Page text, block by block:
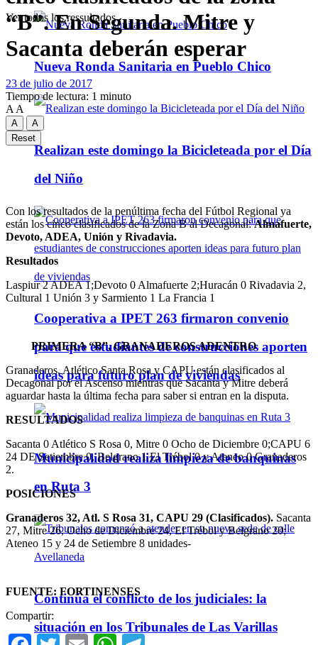
Nueva Ronda Sanitaria en Pueblo Chico
Realizan este domingo la Bicicleteada por el Día
del Niño
Cooperativa a IPET 263 firmaron convenio
para que estudiantes de construcciones aporten
ideas para futuro plan de viviendas
Municipalidad realiza limpieza de banquinas
en Ruta 3
Continúa el conflicto de los judiciales: la
situación en los Tribunales de Las Varillas
Ver todos los ressultados
“B”. En Segunda. Mitre y
Sacanta deberán esperar
23 de julio de 2017
Tiempo de lectura: 1 minuto
A A
A
A
Reset
Con los resultados de la penúltima fecha del Fútbol Regional ya
están los cinco clasificados de la Zona B al Decagonal:Almafuerte,
Devoto, ADEA, Unión y Rivadavia.
Resultados
Laspiur 2 ADEA 1;Devoto 0 Almafuerte 2;Huracán 0 Rivadavia 2,
Cultural 1 Unión 3 y Sarmiento 1 La Francia 1
PRIMERA “B”, GRANADEROS ADENTRO
Granaderos, Atlético Santa Rosa y CAPU están clasificados al
Decagonal por el Ascenso mientras que Sacanta y Mitre deberá
aguardar hasta la última fecha para saber si entran en la disputa.
RESULTADOS
Sacanta 0 Atlético S Rosa 0, Mitre 0 Ocho de Diciembre 0;CAPU 6
24 DE Setiembre 0, Belgrano 1 El Trébol 0 y Ateneo 0 Granaderos
2.
POSICIONES
Granaderos 32, Atl. S Rosa 31, CAPU 29 (Clasificados). Sacanta
27, Mitre 26, Ocho de Diciembre 24, El Trébol y Belgrano 20;
Ateneo 15 y 24 de Setiembre 8 unidades-
FUENTE: FORTINENSES
Compartir: